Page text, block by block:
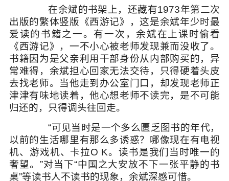
在余斌的书架上，还藏有1973年第二次
出版的繁体竖版《西游记》，这是余斌年少时最
爱读的书籍之一。有一次，余斌在上课时偷看
《西游记》，一不小心被老师发现兼而没收了。
书籍因为是父亲利用干部身份从内部购买的，异
常难得，余斌担心回家无法交待，只得硬着头皮
去找老师。当他走到办公室门口，却发现老师正
津津有味地读着，他心想老师不读完，是不可能
归还的，只得调头往回走。
“可见当时是一个多么匮乏图书的年代，
以前的生活哪里有那么多诱惑？哪像现在有电视
机、游戏机、卡拉O K。读书是我们当时唯一的
奢望。”对当下“中国之大安放不下一张平静的书
桌”等读书人不读书的现象，余斌深感可惜。